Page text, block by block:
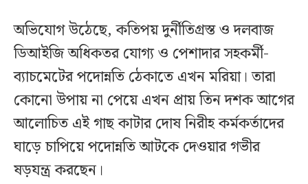
অভিযোগ উঠেছে, কতিপয় দুর্নীতিগ্রস্ত ও দলবাজ
ডিআইজি অধিকতর যোগ্য ও পেশাদার সহকর্মী-
ব্যাচমেটের পদোন্নতি ঠেকাতে এখন মরিয়া। তারা
কোনো উপায় না পেয়ে এখন প্রায় তিন দশক আগের
আলোচিত এই গাছ কাটার দোষ নিরীহ কর্মকর্তাদের
ঘাড়ে চাপিয়ে পদোন্নতি আটকে দেওয়ার গভীর
ষড়যন্ত্র করছেন।